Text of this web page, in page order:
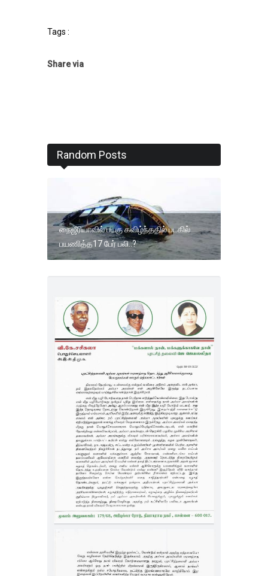
Tags :
Share via
Random Posts
நைஜீரியாவில் படகு கவிழ்ந்ததில் படகில்
பயணித்த17 பேர் பலி..?